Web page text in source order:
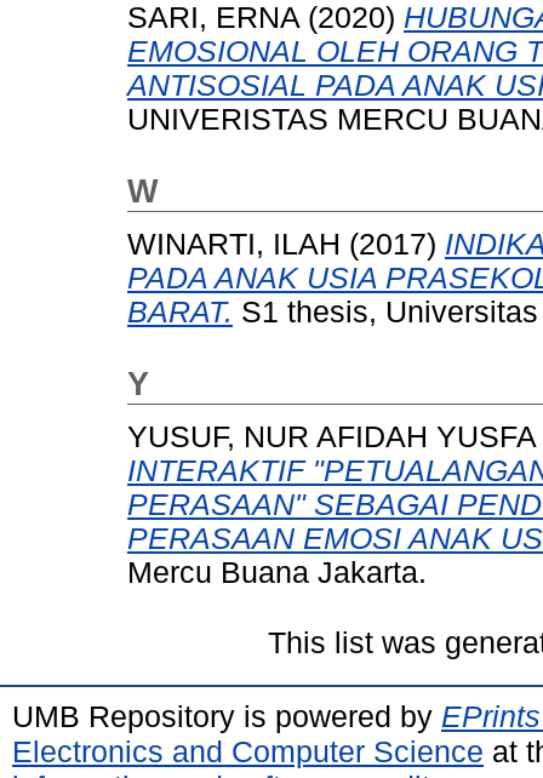
SARI, ERNA (2020)
EMOSIONAL OLEH ORANG
ANTISOSIAL PADA ANAK
UNIVERISTAS MERCU
W
WINARTI, ILAH (2017)
PADA ANAK USIA
BARAT. S1 thesis,
Y
YUSUF, NUR AFIDAH YUSFA
INTERAKTIF
PERASAAN" SEBAGAI
PERASAAN EMOSI ANAK
Mercu Buana Jakarta.
This list was
UMB Repository is powered by
Electronics and Computer Science at